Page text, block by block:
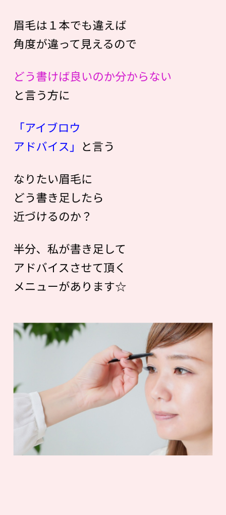
眉毛は１本でも違えば
角度が違って見えるので
どう書けば良いのか分からない
と言う方に
「アイブロウ
アドバイス」 と言う
なりたい眉毛に
どう書き足したら
近づけるのか？
半分、私が書き足して
アドバイスさせて頂く
メニューがあります☆